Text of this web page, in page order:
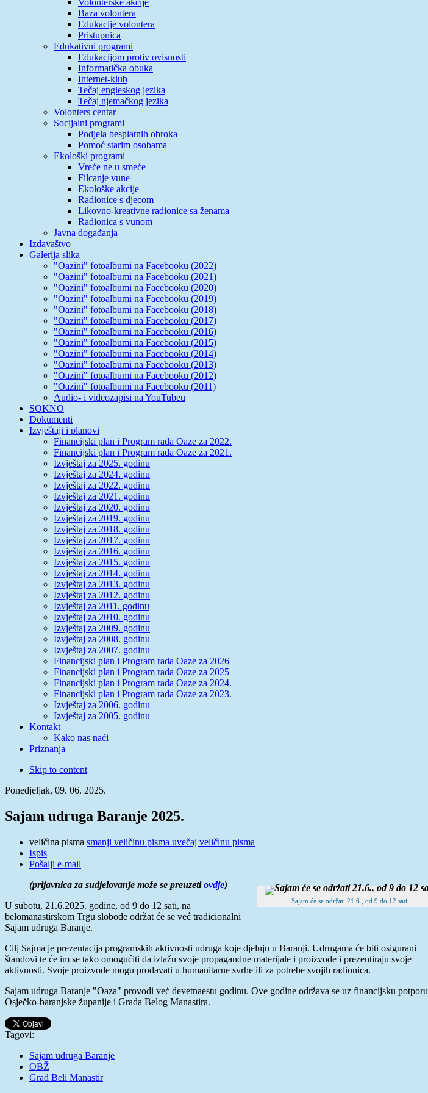
Baza volontera
Edukacije volontera
Pristupnica
Edukativni programi
Edukacijom protiv ovisnosti
Informatička obuka
Internet-klub
Tečaj engleskog jezika
Tečaj njemačkog jezika
Volonters centar
Socijalni programi
Podjela besplatnih obroka
Pomoć starim osobama
Ekološki programi
Vreće ne u smeće
Filcanje vune
Ekološke akcije
Radionice s djecom
Likovno-kreativne radionice sa ženama
Radionica s vunom
Javna događanja
Izdavaštvo
Galerija slika
"Oazini" fotoalbumi na Facebooku (2022)
"Oazini" fotoalbumi na Facebooku (2021)
"Oazini" fotoalbumi na Facebooku (2020)
"Oazini" fotoalbumi na Facebooku (2019)
"Oazini" fotoalbumi na Facebooku (2018)
"Oazini" fotoalbumi na Facebooku (2017)
"Oazini" fotoalbumi na Facebooku (2016)
"Oazini" fotoalbumi na Facebooku (2015)
"Oazini" fotoalbumi na Facebooku (2014)
"Oazini" fotoalbumi na Facebooku (2013)
"Oazini" fotoalbumi na Facebooku (2012)
"Oazini" fotoalbumi na Facebooku (2011)
Audio- i videozapisi na YouTubeu
SOKNO
Dokumenti
Izvještaji i planovi
Financijski plan i Program rada Oaze za 2022.
Financijski plan i Program rada Oaze za 2021.
Izvještaj za 2025. godinu
Izvještaj za 2024. godinu
Izvještaj za 2022. godinu
Izvještaj za 2021. godinu
Izvještaj za 2020. godinu
Izvještaj za 2019. godinu
Izvještaj za 2018. godinu
Izvještaj za 2017. godinu
Izvještaj za 2016. godinu
Izvještaj za 2015. godinu
Izvještaj za 2014. godinu
Izvještaj za 2013. godinu
Izvještaj za 2012. godinu
Izvještaj za 2011. godinu
Izvještaj za 2010. godinu
Izvještaj za 2009. godinu
Izvještaj za 2008. godinu
Izvještaj za 2007. godinu
Financijski plan i Program rada Oaze za 2026
Financijski plan i Program rada Oaze za 2025
Financijski plan i Program rada Oaze za 2024.
Financijski plan i Program rada Oaze za 2023.
Izvještaj za 2006. godinu
Izvještaj za 2005. godinu
Kontakt
Kako nas naći
Priznanja
Skip to content
Ponedjeljak, 09. 06. 2025.
Sajam udruga Baranje 2025.
veličina pisma smanji veličinu pisma uvečaj veličinu pisma
Ispis
Pošalji e-mail
Sajam će se održati 21.6., od 9 do 12 sati
(prijavnica za sudjelovanje može se preuzetiovdje)
U subotu, 21.6.2025. godine, od 9 do 12 sati, na
belomanastirskom Trgu slobode održat će se već tradicionalni
Sajam udruga Baranje.
Cilj Sajma je prezentacija programskih aktivnosti udruga koje djeluju u Baranji. Udrugama će biti osigurani
štandovi te će im se tako omogućiti da izlažu svoje propagandne materijale i proizvode i prezentiraju svoje
aktivnosti. Svoje proizvode mogu prodavati u humanitarne svrhe ili za potrebe svojih radionica.
Sajam udruga Baranje "Oaza" provodi već devetnaestu godinu. Ove godine održava se uz financijsku potporu
Osječko-baranjske županije i Grada Belog Manastira.
Tagovi:
Sajam udruga Baranje
OBŽ
Grad Beli Manastir